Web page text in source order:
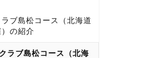
ブ島松コース（北海道
の紹介
ラブ島松コース（北海